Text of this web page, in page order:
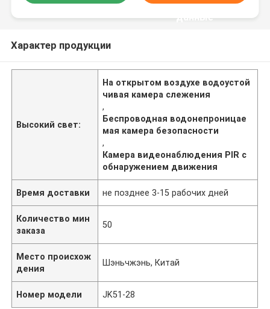
данные
Характер продукции
Высокий свет:
На открытом воздухе водоустой
чивая камера слежения
,
Беспроводная водонепроницае
мая камера безопасности
,
Камера видеонаблюдения PIR с
обнаружением движения
Время доставки не позднее 3-15 рабочих дней
Количество мин
заказа
50
Место происхож
дения
Шэньчжэнь, Китай
Номер модели JK51-28